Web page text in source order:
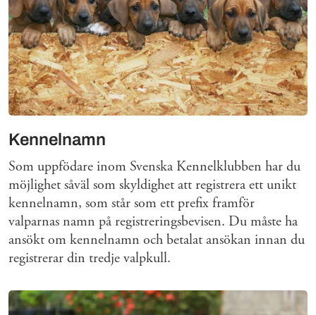
Kennelnamn
Som uppfödare inom Svenska Kennelklubben har du
möjlighet såväl som skyldighet att registrera ett unikt
kennelnamn, som står som ett prefix framför
valparnas namn på registreringsbevisen. Du måste ha
ansökt om kennelnamn och betalat ansökan innan du
registrerar din tredje valpkull.